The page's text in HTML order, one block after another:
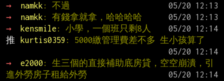
→
namkk : 不過
→
namkk : 有錢拿就拿，哈哈哈哈
→
kensmile : 小學，一個班只剩8人
推
kurtis0359 : 5000繳管理費差不多 生小孩算了
→
e2000 : 生三個的直接補助底房貸，空空崩潰，引
進外勞房子租給外勞